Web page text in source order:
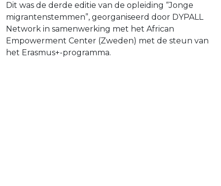
Dit was de derde editie van de opleiding “Jonge
migrantenstemmen”, georganiseerd door DYPALL
Network in samenwerking met het African
Empowerment Center (Zweden) met de steun van
het Erasmus+-programma.